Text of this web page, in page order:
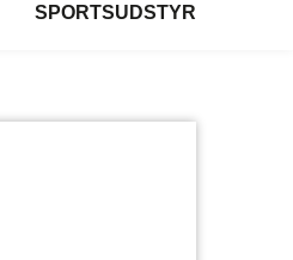
SPORTSUDSTYR